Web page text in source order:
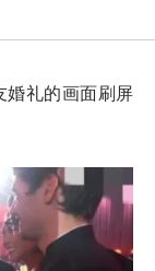
婚礼的画面刷屏